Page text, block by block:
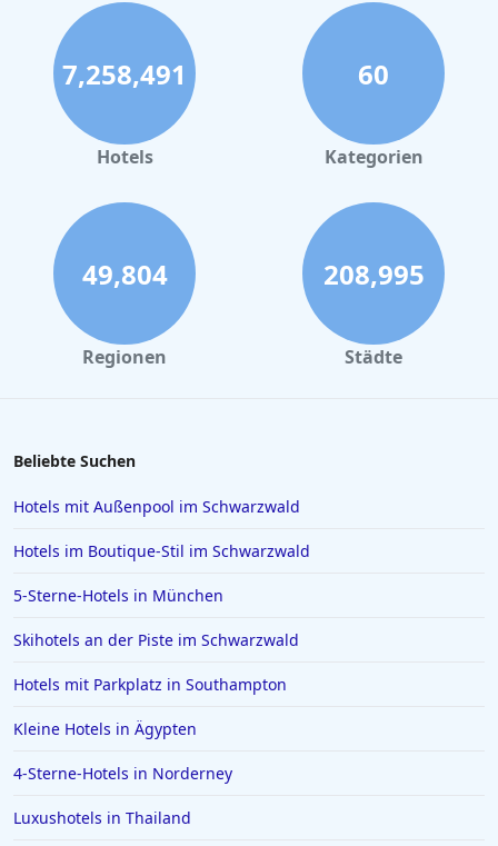
7,258,491
Hotels
60
Kategorien
49,804
Regionen
208,995
Städte
Beliebte Suchen
Hotels mit Außenpool im Schwarzwald
Hotels im Boutique-Stil im Schwarzwald
5-Sterne-Hotels in München
Skihotels an der Piste im Schwarzwald
Hotels mit Parkplatz in Southampton
Kleine Hotels in Ägypten
4-Sterne-Hotels in Norderney
Luxushotels in Thailand